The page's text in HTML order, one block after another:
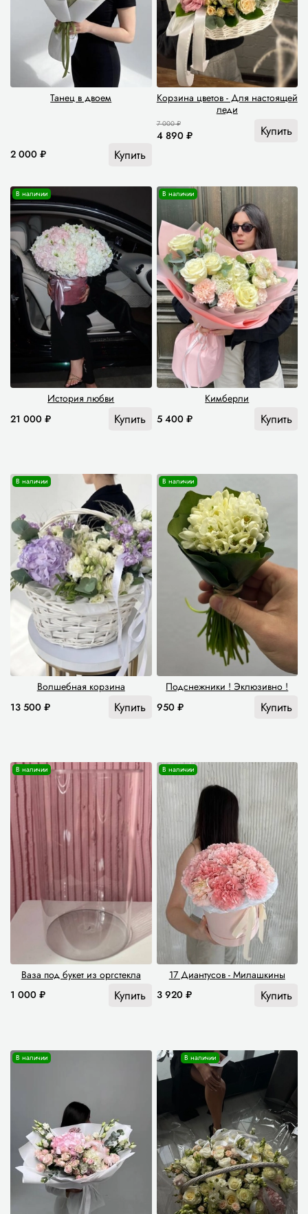
Танец в двоем
2 000 ₽ Купить
Корзина цветов - Для настоящей
леди
7 000 ₽
4 890 ₽ Купить
В наличии
История любви
21 000 ₽
Купить
В наличии
Кимберли
5 400 ₽
Купить
В наличии
Волшебная корзина
13 500 ₽
Купить
В наличии
Подснежники ! Эклюзивно !
950 ₽
Купить
В наличии
Ваза под букет из оргстекла
1 000 ₽
Купить
В наличии
17 Диантусов - Милашкины
3 920 ₽
Купить
В наличии В наличии